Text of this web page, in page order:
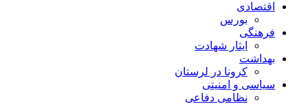
اقتصادی
بورس
فرهنگی
ایثار شهادت
بهداشت
کرونا در لرستان
سیاسی و امنیتی
نظامی دفاعی